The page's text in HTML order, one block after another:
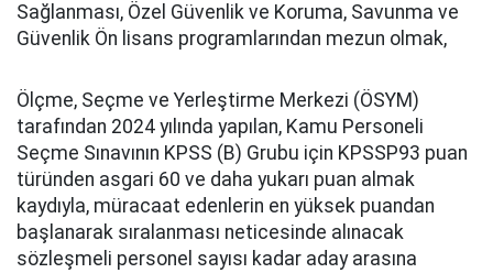
Sağlanması, Özel Güvenlik ve Koruma, Savunma ve
Güvenlik Ön lisans programlarından mezun olmak,
Ölçme, Seçme ve Yerleştirme Merkezi (ÖSYM)
tarafından 2024 yılında yapılan, Kamu Personeli
Seçme Sınavının KPSS (B) Grubu için KPSSP93 puan
türünden asgari 60 ve daha yukarı puan almak
kaydıyla, müracaat edenlerin en yüksek puandan
başlanarak sıralanması neticesinde alınacak
sözleşmeli personel sayısı kadar aday arasına